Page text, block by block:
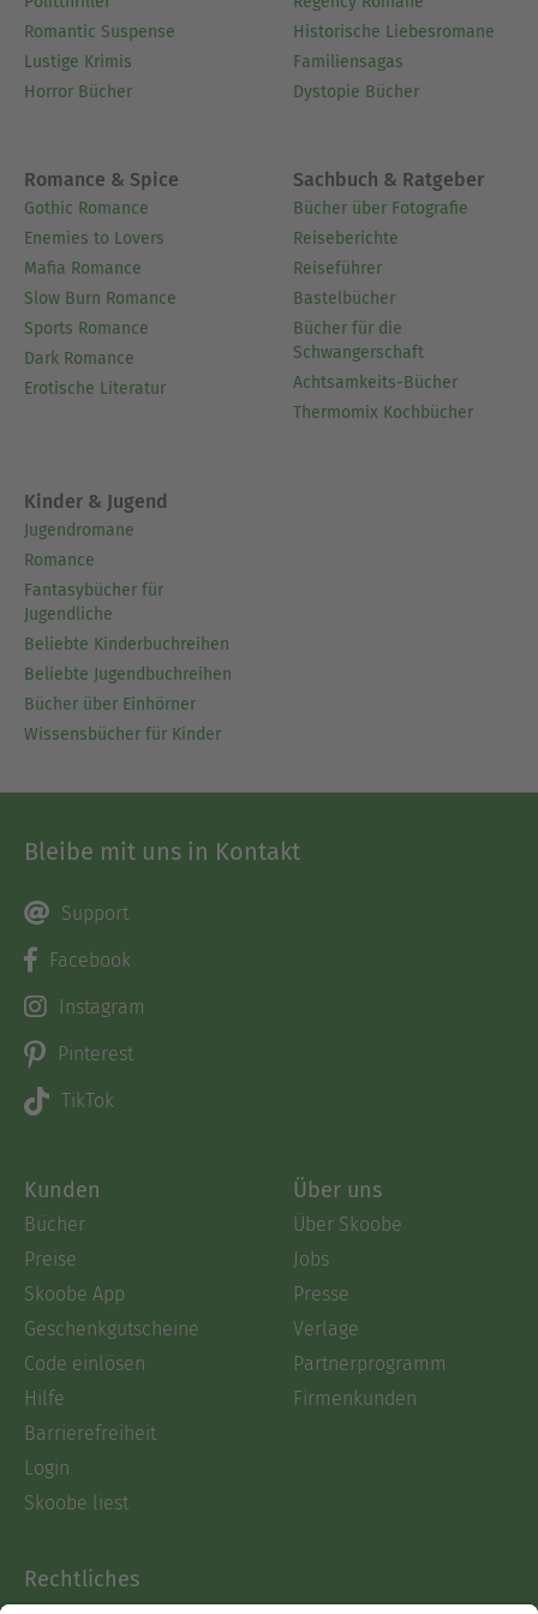
(Aristoteles) Physik (Aristoteles) Über die
Dichtkunst (Aristoteles) Handbüchlein der Moral
(Epiktet) Hetärengespräche (Lukian)
verstoßene Sohn (Lukian) Der Lügenfreund oder
der Ungläubige (Lukian) Hetärenbriefe
(Alkiphron)
Über Jacob Burckhardt
Jacob Burckhardt, geboren am 25. Mai 1818 in
Basel, war ab 1855 Professor für Kunstgeschichte
in Zürich, ab 1858 Professor für Geschichte in
Basel, ab 1874 dort zugleich auch Professor für
Burckhardt gilt als bedeutender Wegbereiter der
modernen Kulturgeschichte und Kunstgeschichte,
er unterhielt enge Kontakte u.a. zu Paul Heyse,
Arnold Böcklin und Friedrich Nietzsche. Er starb
am 8. August 1897 in Basel.
Ausblenden
Romantic Suspense
Lustige Krimis
Horror Bücher
Historische Liebesromane
Familiensagas
Dystopie Bücher
Romance & Spice
Gothic Romance
Enemies to Lovers
Mafia Romance
Slow Burn Romance
Sports Romance
Dark Romance
Erotische Literatur
Sachbuch & Ratgeber
Bücher über Fotografie
Reiseberichte
Reiseführer
Bastelbücher
Bücher für die
Schwangerschaft
Achtsamkeits-Bücher
Thermomix Kochbücher
Kinder & Jugend
Jugendromane
Romance
Fantasybücher für
Jugendliche
Beliebte Kinderbuchreihen
Beliebte Jugendbuchreihen
Bücher über Einhörner
Wissensbücher für Kinder
Bleibe mit uns in Kontakt
Support
Facebook
Instagram
Pinterest
TikTok
Kunden
Bücher
Preise
Skoobe App
Geschenkgutscheine
Code einlösen
Hilfe
Barrierefreiheit
Login
Skoobe liest
Über uns
Über Skoobe
Jobs
Presse
Verlage
Partnerprogramm
Firmenkunden
Rechtliches